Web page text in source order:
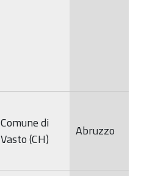
Comune di
Vasto (CH)
Abruzzo